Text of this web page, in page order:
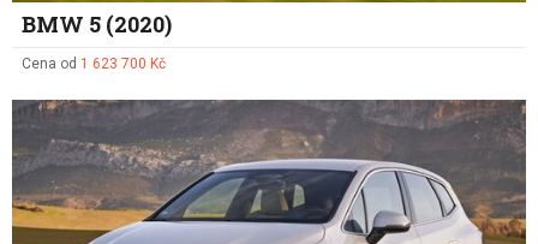
BMW 5 (2020)
Cena od 1 623 700 Kč